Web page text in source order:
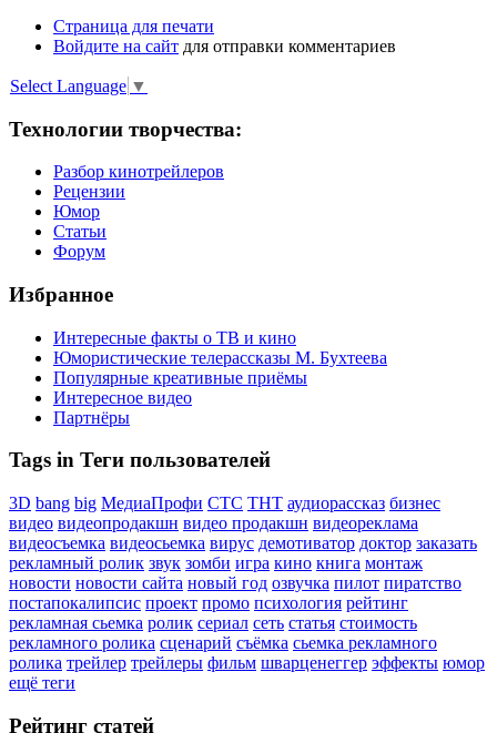
Страница для печати
Войдите на сайт для отправки комментариев
Select Language ▼
Технологии творчества:
Разбор кинотрейлеров
Рецензии
Юмор
Статьи
Форум
Избранное
Интересные факты о ТВ и кино
Юмористические телерассказы М. Бухтеева
Популярные креативные приёмы
Интересное видео
Партнёры
Tags in Теги пользователей
3D bang big МедиаПрофи СТС ТНТ аудиорассказ бизнес
видео видеопродакшн видео продакшн видеореклама
видеосъемка видеосьемка вирус демотиватор доктор заказать
рекламный ролик звук зомби игра кино книга монтаж
новости новости сайта новый год озвучка пилот пиратство
постапокалипсис проект промо психология рейтинг
рекламная сьемка ролик сериал сеть статья стоимость
рекламного ролика сценарий съёмка сьемка рекламного
ролика трейлер трейлеры фильм шварценеггер эффекты юмор
ещё теги
Рейтинг статей